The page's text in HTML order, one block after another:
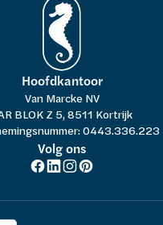
Hoofdkantoor
Van Marcke NV
BLOK Z 5, 8511 Kortrijk
0443.336.223
Volg ons